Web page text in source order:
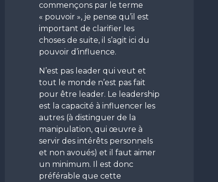
commençons par le terme
« pouvoir », je pense qu’il est
important de clarifier les
choses de suite, il s’agit ici du
pouvoir d’influence.
N’est pas leader qui veut et
tout le monde n’est pas fait
pour être leader. Le leadership
est la capacité à influencer les
autres (à distinguer de la
manipulation, qui œuvre à
servir des intérêts personnels
et non avoués) et il faut aimer
un minimum. Il est donc
préférable que cette